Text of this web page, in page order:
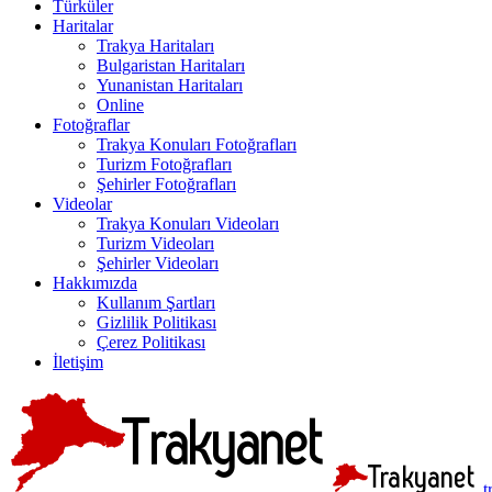
Türküler
Haritalar
Trakya Haritaları
Bulgaristan Haritaları
Yunanistan Haritaları
Online
Fotoğraflar
Trakya Konuları Fotoğrafları
Turizm Fotoğrafları
Şehirler Fotoğrafları
Videolar
Trakya Konuları Videoları
Turizm Videoları
Şehirler Videoları
Hakkımızda
Kullanım Şartları
Gizlilik Politikası
Çerez Politikası
İletişim